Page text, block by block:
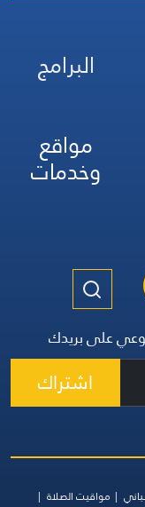
البرامج
مواقع
وخدمات
على بريدك
اشتراك
مواقيت الصلاة